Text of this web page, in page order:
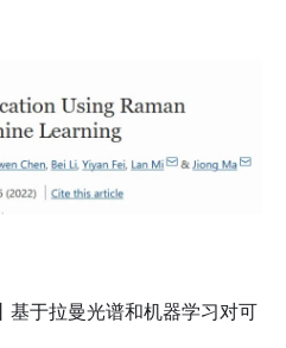
基于拉曼光谱和机器学习对可